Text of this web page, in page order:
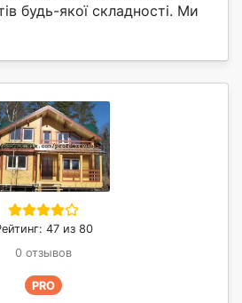
будь-якої складності. Ми
47 из 80
0 отзывов
PRO